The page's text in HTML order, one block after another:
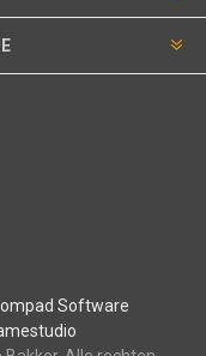
Software